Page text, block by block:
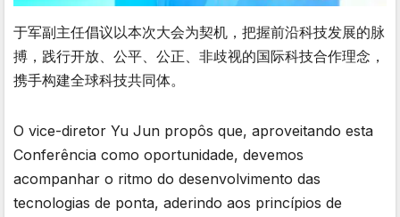
于军副主任倡议以本次大会为契机，把握前沿科技发展的脉
搏，践行开放、公平、公正、非歧视的国际科技合作理念，
携手构建全球科技共同体。
O vice-diretor Yu Jun propôs que, aproveitando esta
Conferência como oportunidade, devemos
acompanhar o ritmo do desenvolvimento das
tecnologias de ponta, aderindo aos princípios de